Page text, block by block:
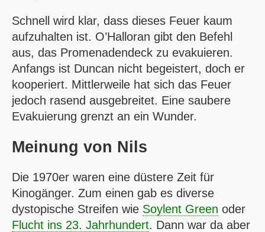
Schnell wird klar, dass dieses Feuer kaum
aufzuhalten ist. O’Halloran gibt den Befehl
aus, das Promenadendeck zu evakuieren.
Anfangs ist Duncan nicht begeistert, doch er
kooperiert. Mittlerweile hat sich das Feuer
jedoch rasend ausgebreitet. Eine saubere
Evakuierung grenzt an ein Wunder.
Meinung von Nils
Die 1970er waren eine düstere Zeit für
Kinogänger. Zum einen gab es diverse
dystopische Streifen wie Soylent Green oder
Flucht ins 23. Jahrhundert. Dann war da aber